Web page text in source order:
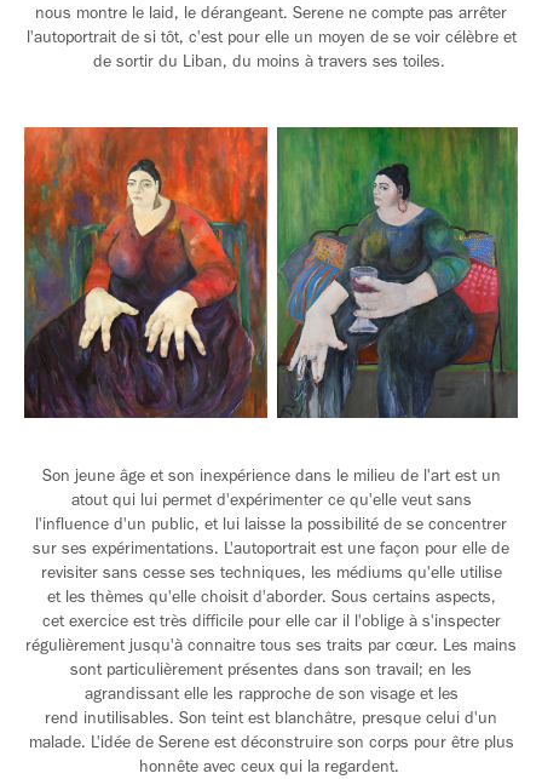
nous montre le laid, le dérangeant. Serene ne compte pas arrêter
l'autoportrait de si tôt, c'est pour elle un moyen de se voir célèbre et
de sortir du Liban, du moins à travers ses toiles.
Son jeune âge et son inexpérience dans le milieu de l'art est un
atout qui lui permet d'expérimenter ce qu'elle veut sans
l'influence d'un public, et lui laisse la possibilité de se concentrer
sur ses expérimentations. L'autoportrait est une façon pour elle de
revisiter sans cesse ses techniques, les médiums qu'elle utilise
et les thèmes qu'elle choisit d'aborder. Sous certains aspects,
cet exercice est très difficile pour elle car il l'oblige à s'inspecter
régulièrement jusqu'à connaitre tous ses traits par cœur. Les mains
sont particulièrement présentes dans son travail; en les
agrandissant elle les rapproche de son visage et les
rend inutilisables. Son teint est blanchâtre, presque celui d'un
malade. L'idée de Serene est déconstruire son corps pour être plus
honnête avec ceux qui la regardent.